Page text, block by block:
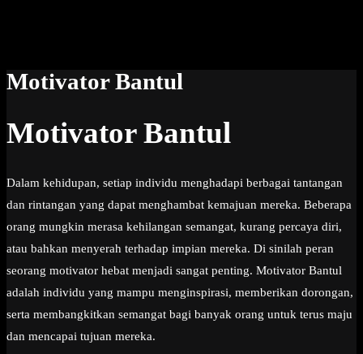
Motivator Bantul
Motivator Bantul
Dalam kehidupan, setiap individu menghadapi berbagai tantangan
dan rintangan yang dapat menghambat kemajuan mereka. Beberapa
orang mungkin merasa kehilangan semangat, kurang percaya diri,
atau bahkan menyerah terhadap impian mereka. Di sinilah peran
seorang motivator hebat menjadi sangat penting. Motivator Bantul
adalah individu yang mampu menginspirasi, memberikan dorongan,
serta membangkitkan semangat bagi banyak orang untuk terus maju
dan mencapai tujuan mereka.